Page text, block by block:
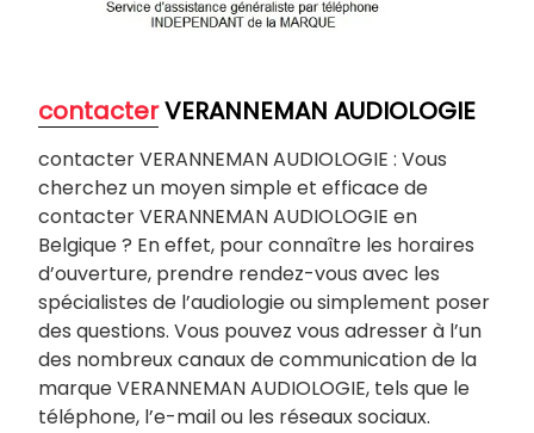
contacterVERANNEMAN AUDIOLOGIE
contacter VERANNEMAN AUDIOLOGIE : Vous
cherchez un moyen simple et efficace de
contacter VERANNEMAN AUDIOLOGIE en
Belgique ? En effet, pour connaître les horaires
d’ouverture, prendre rendez-vous avec les
spécialistes de l’audiologie ou simplement poser
des questions. Vous pouvez vous adresser à l’un
des nombreux canaux de communication de la
marque VERANNEMAN AUDIOLOGIE, tels que le
téléphone, l’e-mail ou les réseaux sociaux.